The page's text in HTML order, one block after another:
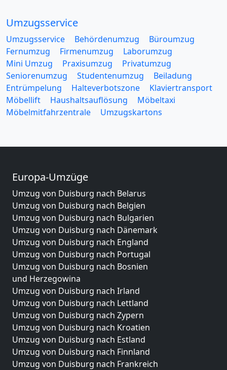
Umzugsservice
Umzugsservice Behördenumzug
Büroumzug
Fernumzug
Firmenumzug
Laborumzug
Mini Umzug
Praxisumzug
Privatumzug
Seniorenumzug
Studentenumzug
Beiladung
Entrümpelung
Halteverbotszone
Klaviertransport
Möbellift
Haushaltsauflösung
Möbeltaxi
Möbelmitfahrzentrale
Umzugskartons
Europa-Umzüge
Umzug von Duisburg nach Belarus
Umzug von Duisburg nach Belgien
Umzug von Duisburg nach Bulgarien
Umzug von Duisburg nach Dänemark
Umzug von Duisburg nach England
Umzug von Duisburg nach Portugal
Umzug von Duisburg nach Bosnien
und Herzegowina
Umzug von Duisburg nach Irland
Umzug von Duisburg nach Lettland
Umzug von Duisburg nach Zypern
Umzug von Duisburg nach Kroatien
Umzug von Duisburg nach Estland
Umzug von Duisburg nach Finnland
Umzug von Duisburg nach Frankreich